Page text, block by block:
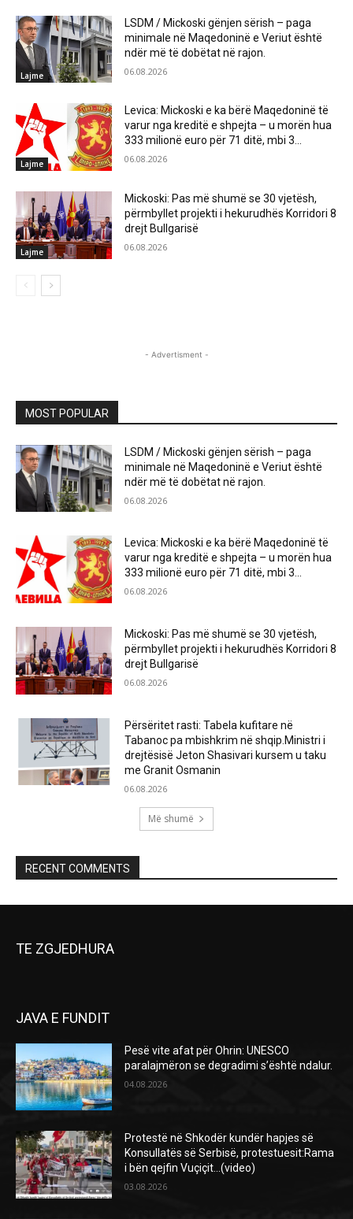
Lajme
LSDM / Mickoski gënjen sërish – paga
minimale në Maqedoninë e Veriut është
ndër më të dobëtat në rajon.
06.08.2026
Lajme
Levica: Mickoski e ka bërë Maqedoninë të
varur nga kreditë e shpejta – u morën hua
333 milionë euro për 71 ditë, mbi 3...
06.08.2026
Lajme
Mickoski: Pas më shumë se 30 vjetësh,
përmbyllet projekti i hekurudhës Korridori 8
drejt Bullgarisë
06.08.2026
- Advertisment -
MOST POPULAR
LSDM / Mickoski gënjen sërish – paga
minimale në Maqedoninë e Veriut është
ndër më të dobëtat në rajon.
06.08.2026
Levica: Mickoski e ka bërë Maqedoninë të
varur nga kreditë e shpejta – u morën hua
333 milionë euro për 71 ditë, mbi 3...
06.08.2026
Mickoski: Pas më shumë se 30 vjetësh,
përmbyllet projekti i hekurudhës Korridori 8
drejt Bullgarisë
06.08.2026
Përsëritet rasti: Tabela kufitare në
Tabanoc pa mbishkrim në shqip.Ministri i
drejtësisë Jeton Shasivari kursem u taku
me Granit Osmanin
06.08.2026
Më shumë
RECENT COMMENTS
TE ZGJEDHURA
JAVA E FUNDIT
Pesë vite afat për Ohrin: UNESCO
paralajmëron se degradimi s’është ndalur.
04.08.2026
Protestë në Shkodër kundër hapjes së
Konsullatës së Serbisë, protestuesit:Rama
i bën qejfin Vuçiçit…(video)
03.08.2026